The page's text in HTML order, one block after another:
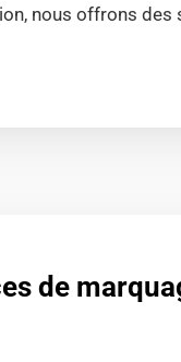
nous offrons des
de